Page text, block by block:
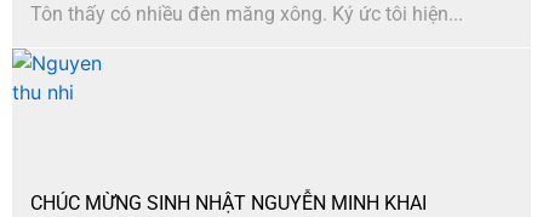
Tôn thấy có nhiều đèn măng xông. Ký ức tôi hiện...
CHÚC MỪNG SINH NHẬT NGUYỄN MINH KHAI